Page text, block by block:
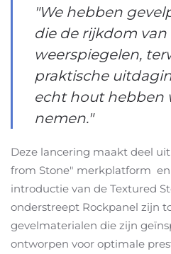
"We hebben
die de rijkdom
weerspiegelen,
praktische
echt hout hebben
nemen."
Deze lancering maakt deel uit
from Stone" merkplatform en
introductie van de Textured
onderstreept Rockpanel zijn
gevelmaterialen die zijn
ontworpen voor optimale